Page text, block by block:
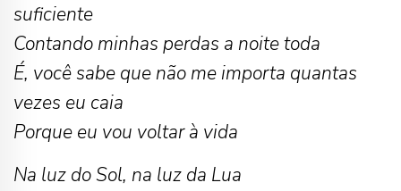
suficiente
Contando minhas perdas a noite toda
É, você sabe que não me importa quantas
vezes eu caia
Porque eu vou voltar à vida
Na luz do Sol, na luz da Lua